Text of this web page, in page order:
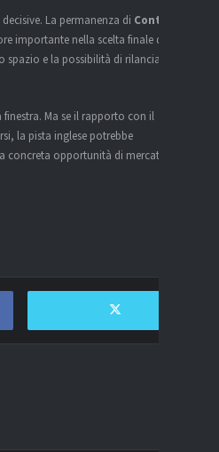
La permanenza di Conte
importante nella scelta finale di
e la possibilità di rilanciarsi
finestra. Ma se il rapporto con il
la pista inglese potrebbe
concreta opportunità di mercato.